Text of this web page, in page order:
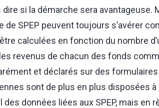
si la démarche sera avantageuse.
SPEP peuvent toujours s’avérer
calculées en fonction du nombre
revenus de chacun des fonds
et déclarés sur des
sont de plus en plus disposées
données liées aux SPEP, mais en